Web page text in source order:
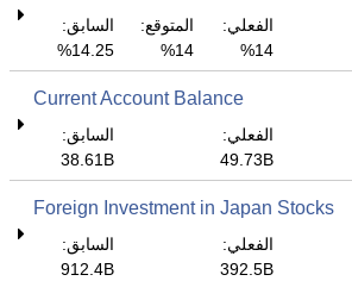
الفعلي:
14%
المتوقع:
14%
السابق:
14.25%
Current Account Balance
الفعلي:
49.73B
السابق:
38.61B
Foreign Investment in Japan Stocks
الفعلي:
392.5B
السابق:
912.4B